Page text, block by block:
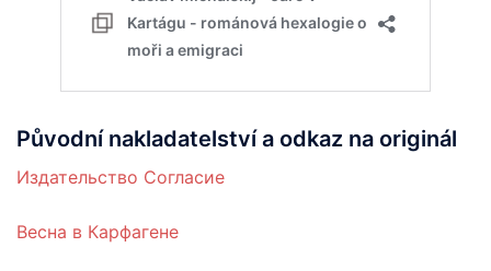
Původní nakladatelství a odkaz na originál
Издательство Согласие
Весна в Карфагене